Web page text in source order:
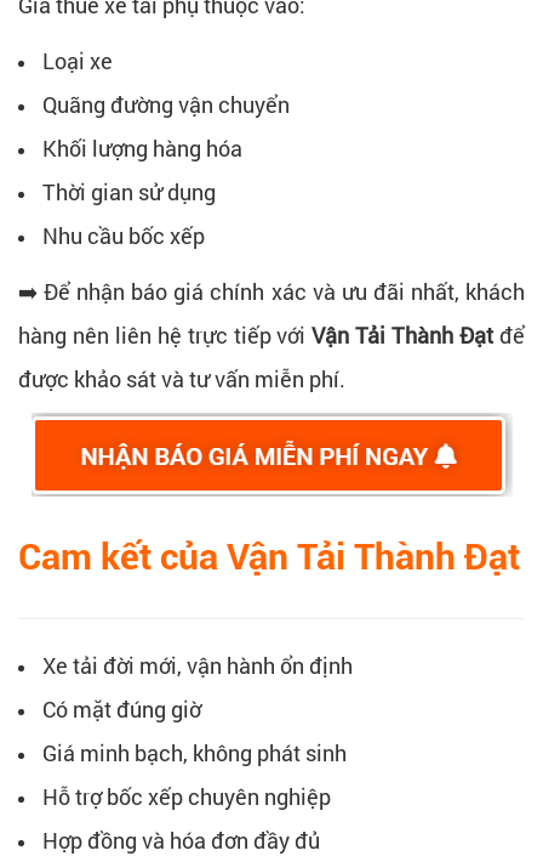
Loại xe
Quãng đường vận chuyển
Khối lượng hàng hóa
Thời gian sử dụng
Nhu cầu bốc xếp
➡️ Để nhận báo giá chính xác và ưu đãi nhất, khách
hàng nên liên hệ trực tiếp vớiVận Tải Thành Đạt để
được khảo sát và tư vấn miễn phí.
Cam kết của Vận Tải Thành Đạt
Xe tải đời mới, vận hành ổn định
Có mặt đúng giờ
Giá minh bạch, không phát sinh
Hỗ trợ bốc xếp chuyên nghiệp
Hợp đồng và hóa đơn đầy đủ